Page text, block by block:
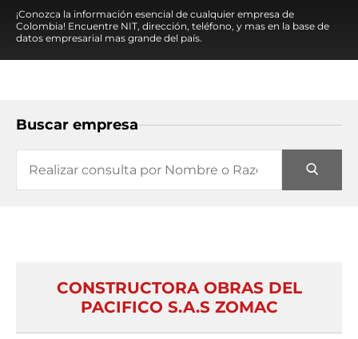
¡Conozca la información esencial de cualquier empresa de
Colombia! Encuentre NIT, dirección, teléfono, y mas en la base de
datos empresarial mas grande del país.
Buscar empresa
CONSTRUCTORA OBRAS DEL
PACIFICO S.A.S ZOMAC